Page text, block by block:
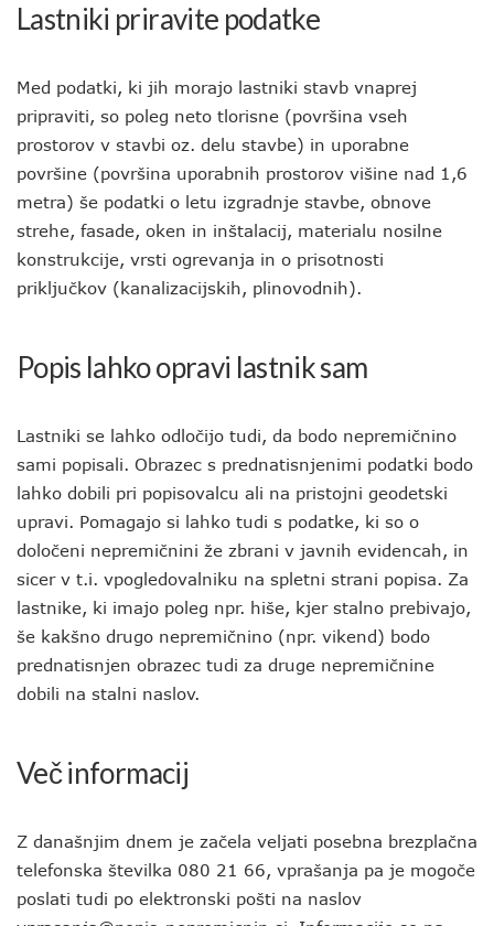
Lastniki priravite podatke
Med podatki, ki jih morajo lastniki stavb vnaprej
pripraviti, so poleg neto tlorisne (površina vseh
prostorov v stavbi oz. delu stavbe) in uporabne
površine (površina uporabnih prostorov višine nad 1,6
metra) še podatki o letu izgradnje stavbe, obnove
strehe, fasade, oken in inštalacij, materialu nosilne
konstrukcije, vrsti ogrevanja in o prisotnosti
priključkov (kanalizacijskih, plinovodnih).
Popis lahko opravi lastnik sam
Lastniki se lahko odločijo tudi, da bodo nepremičnino
sami popisali. Obrazec s prednatisnjenimi podatki bodo
lahko dobili pri popisovalcu ali na pristojni geodetski
upravi. Pomagajo si lahko tudi s podatke, ki so o
določeni nepremičnini že zbrani v javnih evidencah, in
sicer v t.i. vpogledovalniku na spletni strani popisa. Za
lastnike, ki imajo poleg npr. hiše, kjer stalno prebivajo,
še kakšno drugo nepremičnino (npr. vikend) bodo
prednatisnjen obrazec tudi za druge nepremičnine
dobili na stalni naslov.
Več informacij
Z današnjim dnem je začela veljati posebna brezplačna
telefonska številka 080 21 66, vprašanja pa je mogoče
poslati tudi po elektronski pošti na naslov